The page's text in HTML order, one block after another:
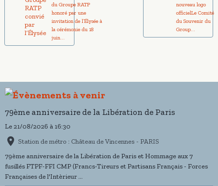
du Groupe RATP
honoré par une
invitation de l’Élysée à
la cérémonie du 18
juin...
nouveau logo
officielLe Comité
du Souvenir du
Group...
79ème anniversaire de la Libération de Paris
Le 21/08/2026 à 16:30
Station de métro : Château de Vincennes - PARIS
79ème anniversaire de la Libération de Paris et Hommage aux 7
fusillés FTPF-FFI CMP (Francs-Tireurs et Partisans Français - Forces
Françaises de l'Intèrieur ...